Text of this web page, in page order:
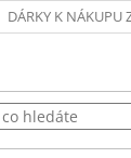
DÁRKY K NÁKUPU